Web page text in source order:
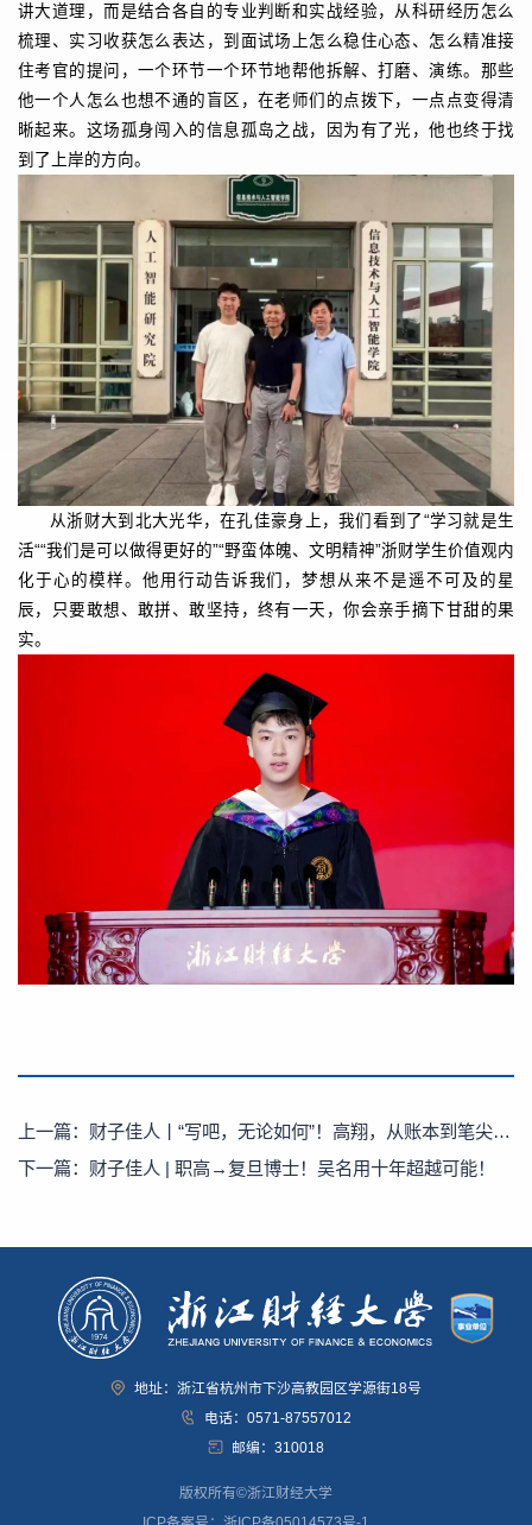
讲大道理，而是结合各自的专业判断和实战经验，从科研经历怎么
梳理、实习收获怎么表达，到面试场上怎么稳住心态、怎么精准接
住考官的提问，一个环节一个环节地帮他拆解、打磨、演练。那些
他一个人怎么也想不通的盲区，在老师们的点拨下，一点点变得清
晰起来。这场孤身闯入的信息孤岛之战，因为有了光，他也终于找
到了上岸的方向。
从浙财大到北大光华，在孔佳豪身上，我们看到了“学习就是生
活““我们是可以做得更好的”“野蛮体魄、文明精神”浙财学生价值观内
化于心的模样。他用行动告诉我们，梦想从来不是遥不可及的星
辰，只要敢想、敢拼、敢坚持，终有一天，你会亲手摘下甘甜的果
实。
上一篇： 财子佳人丨“写吧，无论如何”！高翔，从账本到笔尖写下算法无法抵达的热爱‼️
下一篇： 财子佳人 | 职高→复旦博士！吴名用十年超越可能！
地址：浙江省杭州市下沙高教园区学源街18号
电话：0571-87557012
邮编：310018
版权所有©浙江财经大学